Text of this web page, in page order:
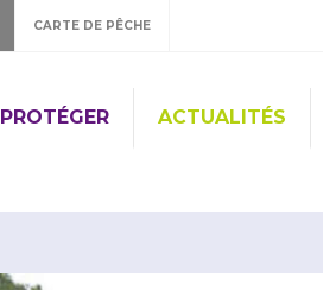
CARTE DE PÊCHE
PROTÉGER ACTUALITÉS